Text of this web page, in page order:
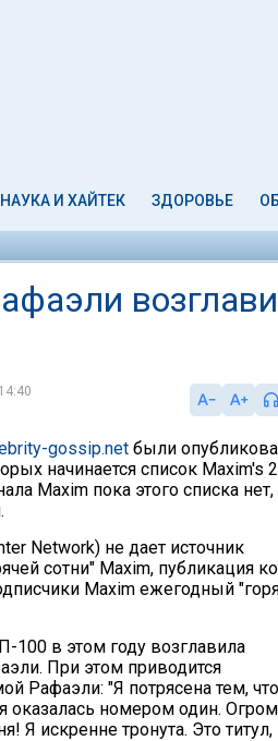
НАУКА И ХАЙТЕК ЗДОРОВЬЕ
gossip.net были
начинается список Maxim's
Maxim пока этого списка нет,
Network) не дает источник
сотни" Maxim, публикация
Maxim ежегодный
100 в этом году возглавила
При этом приводится
Рафаэли: "Я потрясена тем, что
оказалась номером один.
Я искренне тронута. Это титул,